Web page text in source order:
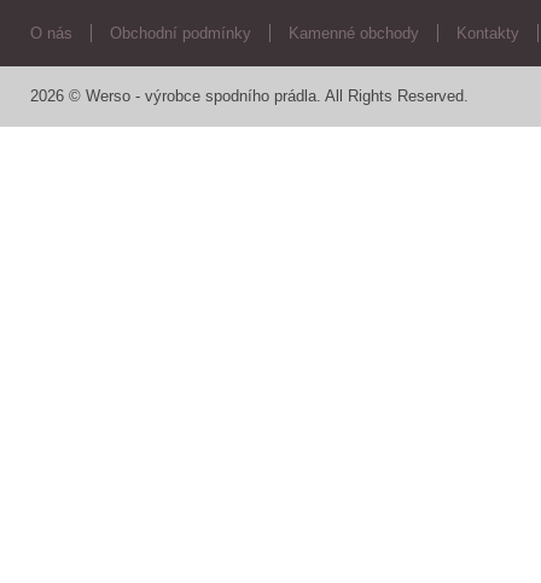
O nás Obchodní podmínky Kamenné obchody Kontakty
2026 © Werso - výrobce spodního prádla. All Rights Reserved.